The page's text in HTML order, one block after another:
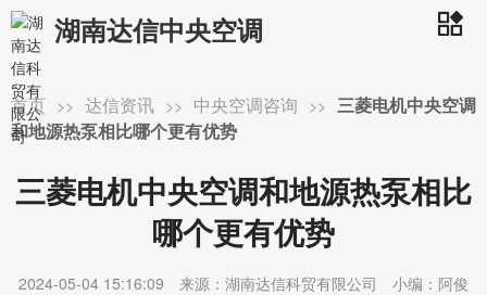
湖南达信中央空调
首页 >> 达信资讯 >> 中央空调咨询 >> 三菱电机中央空调
和地源热泵相比哪个更有优势
三菱电机中央空调和地源热泵相比
哪个更有优势
2024-05-04 15:16:09 来源：湖南达信科贸有限公司 小编：阿俊